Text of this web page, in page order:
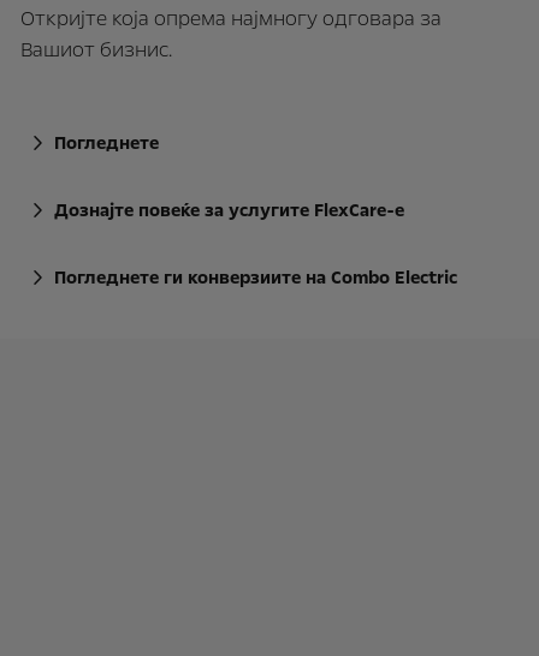
Откријте која опрема најмногу одговара за
Вашиот бизнис.
Погледнете
Дознајте повеќе за услугите FlexCare-e
Погледнете ги конверзиите на Combo Electric